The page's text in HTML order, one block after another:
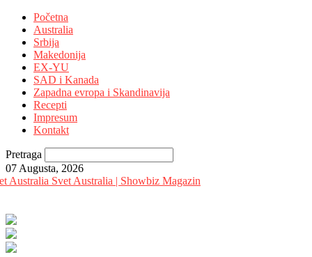
Početna
Australia
Srbija
Makedonija
EX-YU
SAD i Kanada
Zapadna evropa i Skandinavija
Recepti
Impresum
Kontakt
Pretraga
07 Augusta, 2026
Svet Australia | Showbiz Magazin